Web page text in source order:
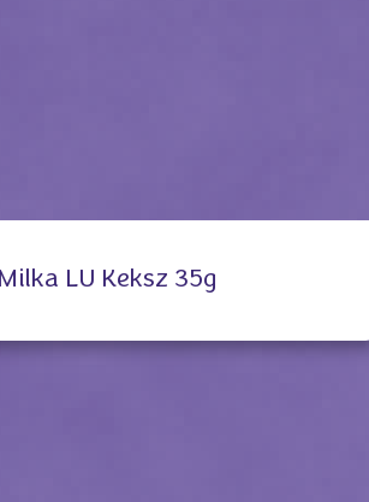
Milka LU Keksz 35g